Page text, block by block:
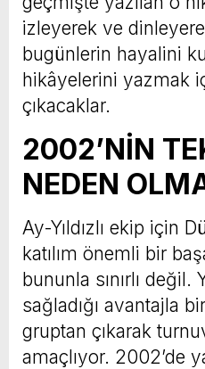
izleyerek ve
bugünlerin hayalini
hikâyelerini yazmak
çıkacaklar.
2002’NİN
NEDEN
Ay-Yıldızlı ekip için
katılım önemli bir
bununla sınırlı değil.
sağladığı avantajla
gruptan çıkarak
amaçlıyor. 2002’de